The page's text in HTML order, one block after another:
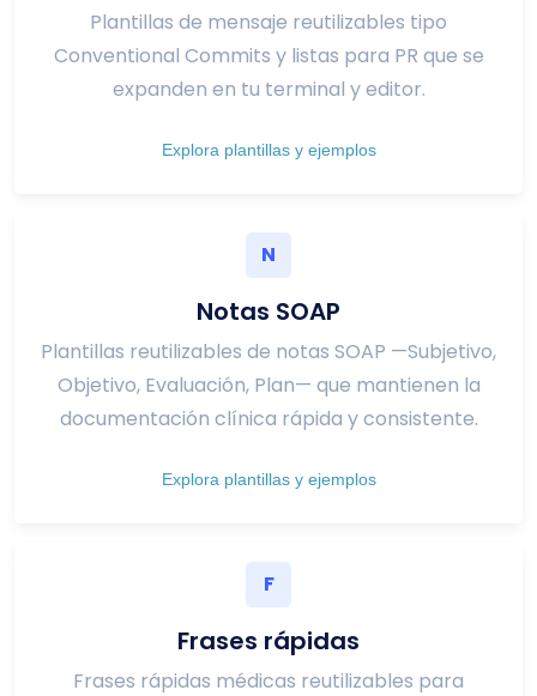
Plantillas de mensaje reutilizables tipo
Conventional Commits y listas para PR que se
expanden en tu terminal y editor.
Explora plantillas y ejemplos
N
Notas SOAP
Plantillas reutilizables de notas SOAP —Subjetivo,
Objetivo, Evaluación, Plan— que mantienen la
documentación clínica rápida y consistente.
Explora plantillas y ejemplos
F
Frases rápidas
Frases rápidas médicas reutilizables para